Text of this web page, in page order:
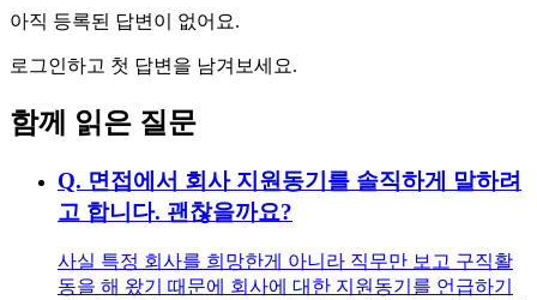
아직 등록된 답변이 없어요.
로그인하고 첫 답변을 남겨보세요.
함께 읽은 질문
Q. 면접에서 회사 지원동기를 솔직하게 말하려
고 합니다. 괜찮을까요?
사실 특정 회사를 희망한게 아니라 직무만 보고 구직활
동을 해 왔기 때문에 회사에 대한 지원동기를 언급하기